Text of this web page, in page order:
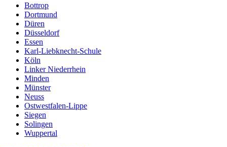
Bottrop
Dortmund
Düren
Düsseldorf
Essen
Karl-Liebknecht-Schule
Köln
Linker Niederrhein
Minden
Münster
Neuss
Ostwestfalen-Lippe
Siegen
Solingen
Wuppertal